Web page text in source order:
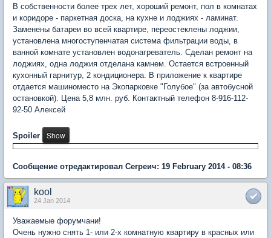
В собственности более трех лет, хороший ремонт, пол в комнатах
и коридоре - паркетная доска, на кухне и лоджиях - ламинат.
Заменены батареи во всей квартире, переостеклены лоджии,
установлена многоступенчатая система фильтрации воды, в
ванной комнате установлен водонагреватель. Сделан ремонт на
лоджиях, одна лоджия отделана камнем. Остается встроенный
кухонный гарнитур, 2 кондиционера. В приложение к квартире
отдается машиноместо на Экопарковке "Голубое" (за автобусной
остановкой). Цена 5,8 млн. руб. Контактный телефон 8-916-112-
92-50 Алексей
Spoiler
Сообщение отредактировал Сегреич: 19 February 2014 - 08:36
kool
24 Jan 2014
Уважаемые форумчани!
Очень нужно снять 1- или 2-х комнатную квартиру в красных или